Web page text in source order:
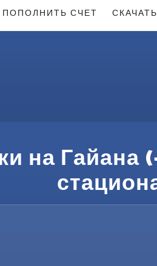
ПОПОЛНИТЬ СЧЕТ СКАЧАТЬ
на Гайана